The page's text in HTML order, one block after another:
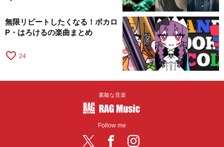
無限リピートしたくなる！ボカロ
P・はろけるの楽曲まとめ
favorite_border 24
素敵な音楽
Follow me